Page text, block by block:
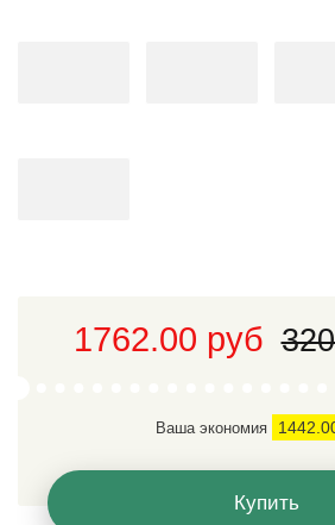
1762.00 руб
Ваша экономия
Купить